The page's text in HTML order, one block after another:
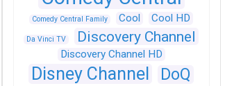
Comedy Central Family Cool Cool HD
Da Vinci TV Discovery Channel
Discovery Channel HD
Disney Channel DoQ